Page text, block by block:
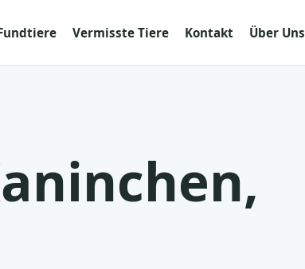
Vermisste Tiere Kontakt Über Uns